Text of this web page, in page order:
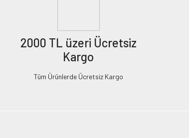
2000 TL üzeri Ücretsiz
Kargo
Tüm Ürünlerde Ücretsiz Kargo